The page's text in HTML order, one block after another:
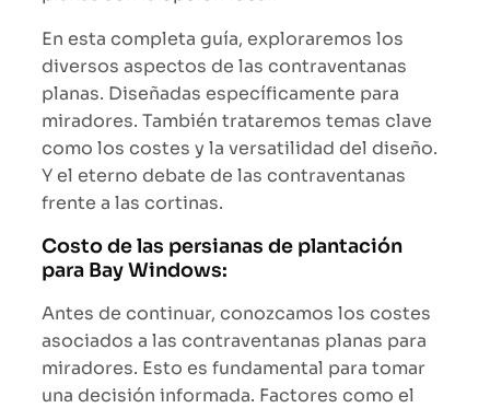
En esta completa guía, exploraremos los
diversos aspectos de las contraventanas
planas. Diseñadas específicamente para
miradores. También trataremos temas clave
como los costes y la versatilidad del diseño.
Y el eterno debate de las contraventanas
frente a las cortinas.
Costo de las persianas de plantación
para Bay Windows:
Antes de continuar, conozcamos los costes
asociados a las contraventanas planas para
miradores. Esto es fundamental para tomar
una decisión informada. Factores como el